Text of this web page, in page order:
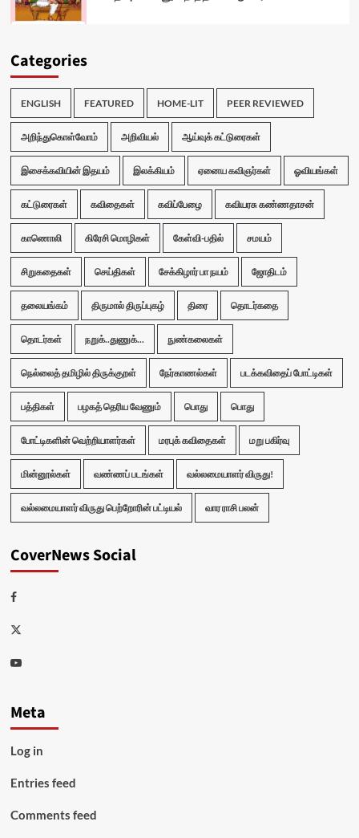
Categories
ENGLISH FEATURED HOME-LIT PEER REVIEWED
அறிந்துகொள்வோம் அறிவியல் ஆய்வுக் கட்டுரைகள்
இசைக்கவியின் இதயம் இலக்கியம் ஏனைய கவிஞர்கள் ஓவியங்கள்
கட்டுரைகள் கவிதைகள் கவிப்பேழை கவியரசு கண்ணதாசன்
காணொலி கிரேசி மொழிகள் கேள்வி-பதில் சமயம்
சிறுகதைகள் செய்திகள் சேக்கிழார் பா நயம் ஜோதிடம்
தலையங்கம் திருமால் திருப்புகழ் திரை தொடர்கதை
தொடர்கள் நறுக்..துணுக்... நுண்கலைகள்
நெல்லைத் தமிழில் திருக்குறள் நேர்காணல்கள் படக்கவிதைப் போட்டிகள்
பத்திகள் பழகத் தெரிய வேணும் பொது பொது
போட்டிகளின் வெற்றியாளர்கள் மரபுக் கவிதைகள் மறு பகிர்வு
மின்னூல்கள் வண்ணப் படங்கள் வல்லமையாளர் விருது!
வல்லமையாளர் விருது பெற்றோரின் பட்டியல் வார ராசி பலன்
CoverNews Social
Facebook
Twitter
Youtube
Meta
Log in
Entries feed
Comments feed